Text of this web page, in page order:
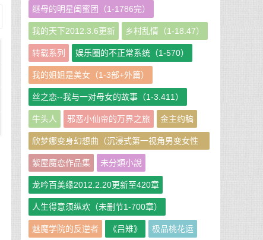
继母的明星闺蜜团（1-1786完）
我的天下2012.3.6更新 乡村乱情（1-18.47）
转载系列 娱乐圈的不正常系统（1-570）
我的姐姐是美女（1-3部+外篇）
丝之恋--我与一对母女的故事（1-3.411）
牛头人 邪恶小仙帝的万界之旅 金主约稿
欣梦娜变身幻想曲（沉浸式第一视角男变女性
转短篇小说集）
紫屋魔恋作品集 未分類小說
龙吟百美缘2012.2.20更新至420章
人生得意须纵欢（未删节1-700章）
魅魔学院的反逆者 《吕雉》 极品桃花运